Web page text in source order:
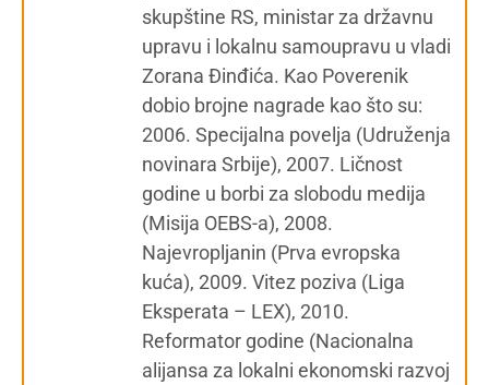
skupštine RS, ministar za državnu
upravu i lokalnu samoupravu u vladi
Zorana Đinđića. Kao Poverenik
dobio brojne nagrade kao što su:
2006. Specijalna povelja (Udruženja
novinara Srbije), 2007. Ličnost
godine u borbi za slobodu medija
(Misija OEBS-a), 2008.
Najevropljanin (Prva evropska
kuća), 2009. Vitez poziva (Liga
Eksperata – LEX), 2010.
Reformator godine (Nacionalna
alijansa za lokalni ekonomski razvoj